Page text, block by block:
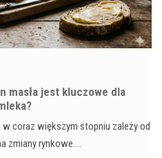
masła jest kluczowe dla
coraz większym stopniu zależy od
zmiany rynkowe.…